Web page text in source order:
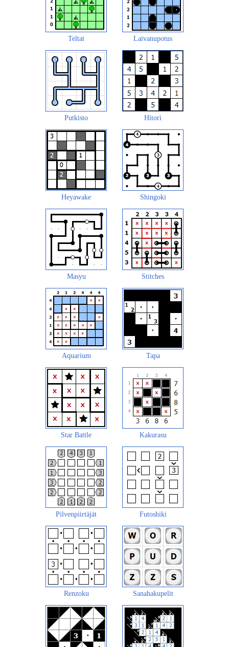
Teltat Laivanupotus
Putkisto Hitori
Heyawake Shingoki
Masyu Stitches
Aquarium Tapa
Star Battle Kakurasu
Pilvenpiirtäjät Futoshiki
Renzoku Sanahakupelit